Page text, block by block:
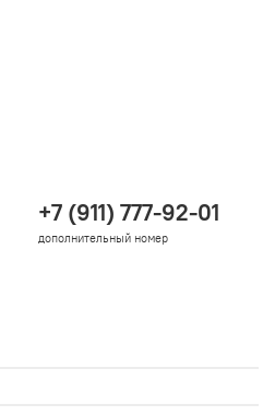
+7 (911) 777-92-01
дополнительный номер